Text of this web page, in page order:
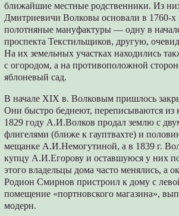
ближайшие местные родственники. Из
Дмитриевичи Волковы основали в 1760-х
полотняные мануфактуры — одну в
проспекта Текстильщиков, другую,
На их земельных участках находились
с огородом, а на противоположной
яблоневый сад.
В начале XIX в. Волковым пришлось
Они быстро беднеют, переписываются
1829 году А.И.Волков продал землю с
флигелями (ближе к гауптвахте) и
мещанке А.И.Немогутиной, а в 1839 г.
купцу А.И.Егорову и оставшуюся у них
этого владельцы дома часто менялись, а
Родион Смирнов пристроил к дому с
помещение «портновского магазина»,
модерн.